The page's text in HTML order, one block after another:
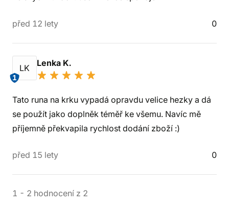
před 12 lety 0
LK
1
Lenka K.
Tato runa na krku vypadá opravdu velice hezky a dá
se použít jako doplněk téměř ke všemu. Navíc mě
příjemně překvapila rychlost dodání zboží :)
před 15 lety 0
1 - 2 hodnocení z 2